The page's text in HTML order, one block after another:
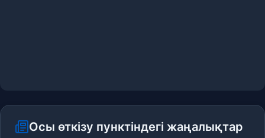
Осы өткізу пунктіндегі жаңалықтар